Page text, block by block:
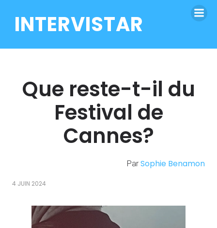
INTERVISTAR
Que reste-t-il du
Festival de
Cannes?
Par Sophie Benamon
4 JUIN 2024